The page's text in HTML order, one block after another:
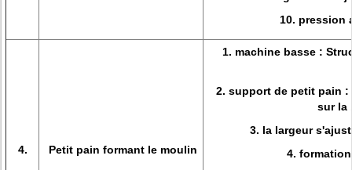
10. pression
4. Petit pain formant le moulin
1. machine basse :
2. support de petit pain
sur la
3. la largeur
4.